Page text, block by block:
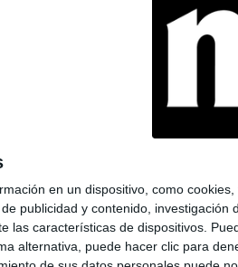
en un dispositivo, como
publicidad y contenido, investigación
las características de dispositivos.
alternativa, puede hacer clic para
perfilcom@perfil.com|